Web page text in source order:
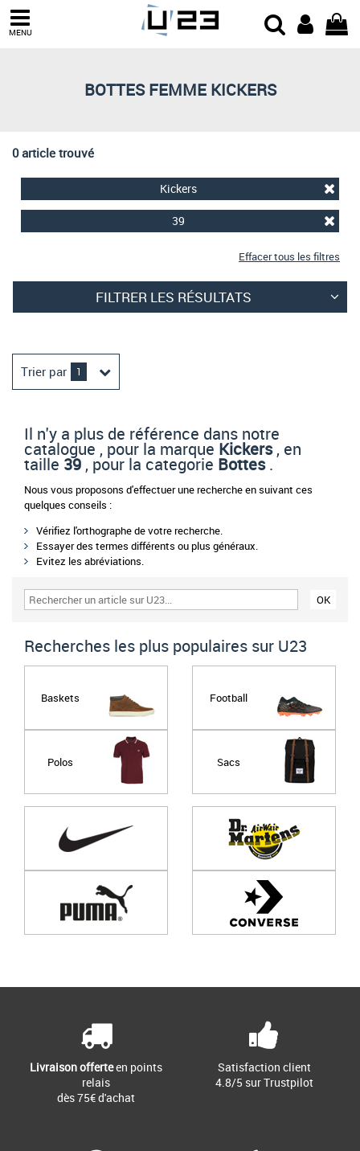
MENU
BOTTES FEMME KICKERS
0 article trouvé
Kickers
39
Effacer tous les filtres
FILTRER LES RÉSULTATS
Trier par 1
Trier par
Meilleures remises
Il n'y a plus de référence dans notre
catalogue , pour la marque Kickers, en
taille 39 , pour la categorie Bottes.
Nous vous proposons d'effectuer une recherche en suivant ces
quelques conseils :
Vérifiez l'orthographe de votre recherche.
Essayer des termes différents ou plus généraux.
Evitez les abréviations.
Recherches les plus populaires sur U23
Baskets Football
Polos Sacs
Livraison offerteen points
relais
dès 75€ d'achat
Satisfaction client
4.8/5 sur Trustpilot